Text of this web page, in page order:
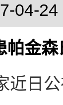
04-24
帕金森
日公